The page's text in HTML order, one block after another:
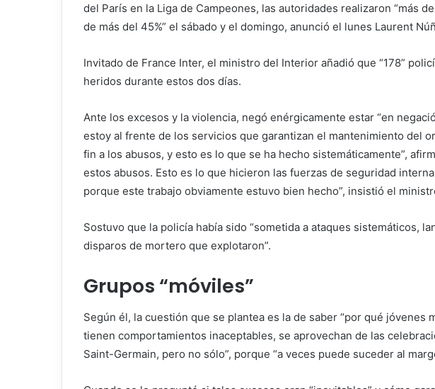
del París en la Liga de Campeones, las autoridades realizaron “más
de más del 45%” el sábado y el domingo, anunció el lunes Laurent
Invitado de France Inter, el ministro del Interior añadió que “178”
heridos durante estos dos días.
Ante los excesos y la violencia, negó enérgicamente estar “en
estoy al frente de los servicios que garantizan el mantenimiento del
fin a los abusos, y esto es lo que se ha hecho sistemáticamente”,
estos abusos. Esto es lo que hicieron las fuerzas de seguridad
porque este trabajo obviamente estuvo bien hecho”, insistió el
Sostuvo que la policía había sido “sometida a ataques sistemáticos,
disparos de mortero que explotaron”.
Grupos “móviles”
Según él, la cuestión que se plantea es la de saber “por qué jóvenes
tienen comportamientos inaceptables, se aprovechan de las
Saint-Germain, pero no sólo”, porque “a veces puede suceder al